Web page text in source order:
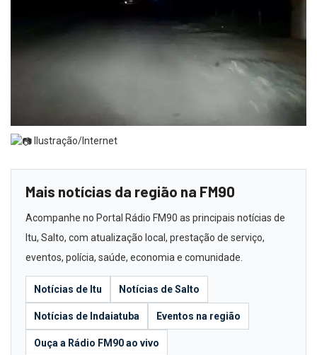
Ilustração/Internet
Mais notícias da região na FM90
Acompanhe no Portal Rádio FM90 as principais notícias de
Itu, Salto, com atualização local, prestação de serviço,
eventos, polícia, saúde, economia e comunidade.
Notícias de Itu Notícias de Salto
Notícias de Indaiatuba Eventos na região
Ouça a Rádio FM90 ao vivo